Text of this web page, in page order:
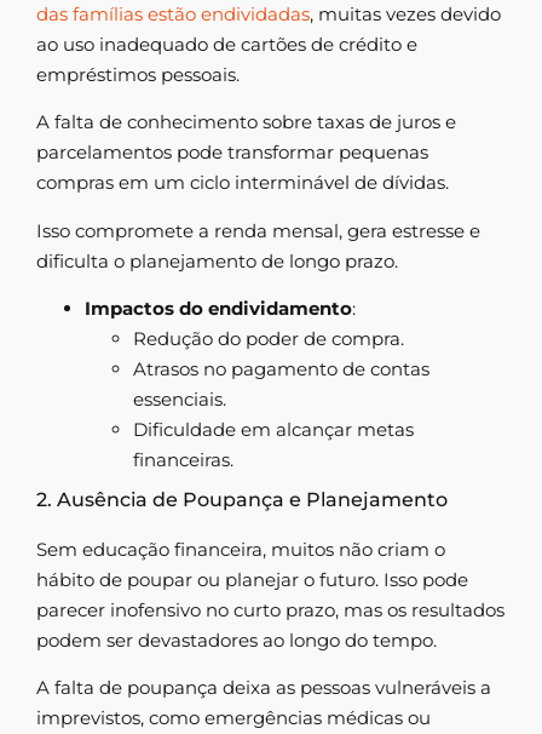
das famílias estão endividadas, muitas vezes devido
ao uso inadequado de cartões de crédito e
empréstimos pessoais.
A falta de conhecimento sobre taxas de juros e
parcelamentos pode transformar pequenas
compras em um ciclo interminável de dívidas.
Isso compromete a renda mensal, gera estresse e
dificulta o planejamento de longo prazo.
Impactos do endividamento:
Redução do poder de compra.
Atrasos no pagamento de contas
essenciais.
Dificuldade em alcançar metas
financeiras.
2. Ausência de Poupança e Planejamento
Sem educação financeira, muitos não criam o
hábito de poupar ou planejar o futuro. Isso pode
parecer inofensivo no curto prazo, mas os resultados
podem ser devastadores ao longo do tempo.
A falta de poupança deixa as pessoas vulneráveis a
imprevistos, como emergências médicas ou